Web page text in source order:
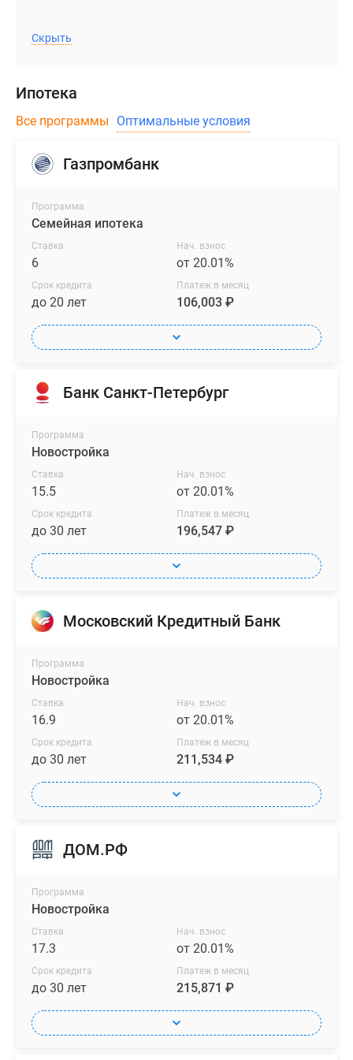
Скрыть
Ипотека
Все программы Оптимальные условия
Газпромбанк
Программа
Семейная ипотека
Ставка
6
Нач. взнос
от 20.01%
Срок кредита
до 20 лет
Платеж в месяц
106,003 ₽
Банк Санкт-Петербург
Программа
Новостройка
Ставка
15.5
Нач. взнос
от 20.01%
Срок кредита
до 30 лет
Платеж в месяц
196,547 ₽
Московский Кредитный Банк
Программа
Новостройка
Ставка
16.9
Нач. взнос
от 20.01%
Срок кредита
до 30 лет
Платеж в месяц
211,534 ₽
ДОМ.РФ
Программа
Новостройка
Ставка
17.3
Нач. взнос
от 20.01%
Срок кредита
до 30 лет
Платеж в месяц
215,871 ₽